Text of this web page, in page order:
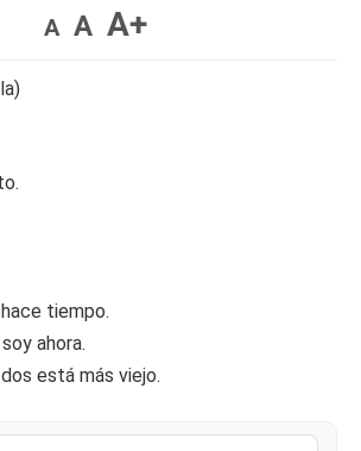
A A A+
tiempo.
ahora.
está más viejo.